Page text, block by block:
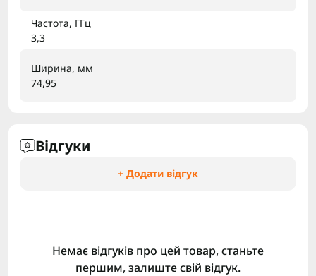
Частота, ГГц
3,3
Ширина, мм
74,95
Відгуки
+ Додати відгук
Немає відгуків про цей товар, станьте
першим, залиште свій відгук.